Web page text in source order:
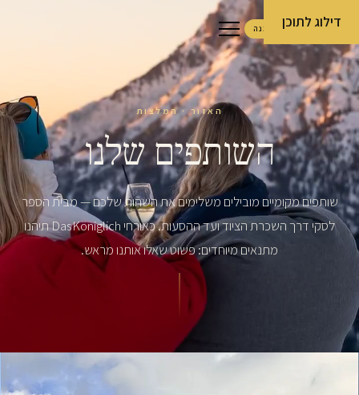
דילוג לתוכן הזמנה
האזור · המלצות
השותפים שלנו
שותפים מקומיים מובילים משלימים את השהות שלכם — מבית הספר
לסקי דרך השכרת הציוד ועד ההסעות. כאורחי DasKöniglich תיהנו
מתנאים מיוחדים: פשוט שאלו אותנו מראש.